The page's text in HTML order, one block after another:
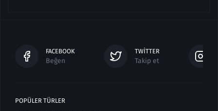
FACEBOOK
Beğen
TWITTER
Takip et
POPÜLER TÜRLER